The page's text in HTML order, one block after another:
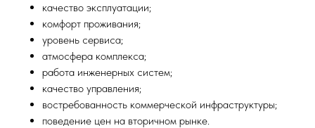
качество эксплуатации;
комфорт проживания;
уровень сервиса;
атмосфера комплекса;
работа инженерных систем;
качество управления;
востребованность коммерческой инфраструктуры;
поведение цен на вторичном рынке.